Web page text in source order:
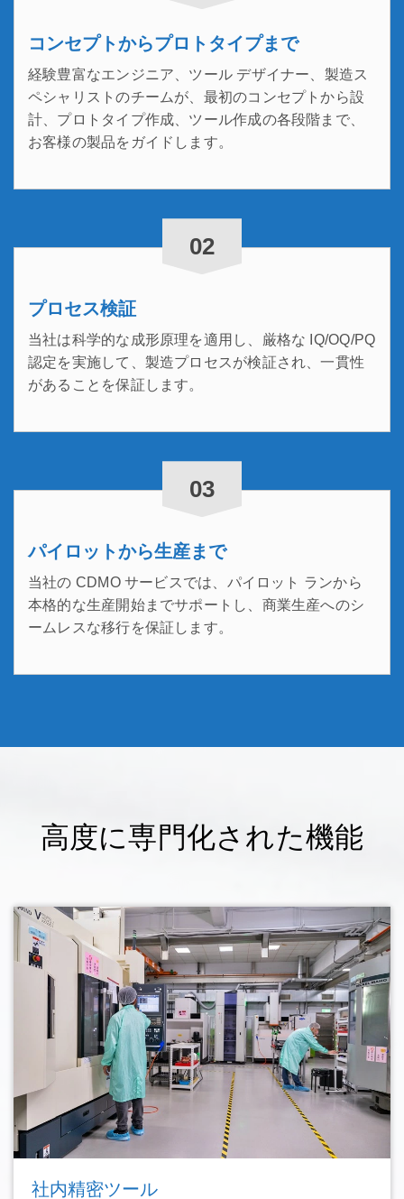
コンセプトからプロトタイプまで
経験豊富なエンジニア、ツール デザイナー、製造ス
ペシャリストのチームが、最初のコンセプトから設
計、プロトタイプ作成、ツール作成の各段階まで、
お客様の製品をガイドします。
02
プロセス検証
当社は科学的な成形原理を適用し、厳格な IQ/OQ/PQ
認定を実施して、製造プロセスが検証され、一貫性
があることを保証します。
03
パイロットから生産まで
当社の CDMO サービスでは、パイロット ランから
本格的な生産開始までサポートし、商業生産へのシ
ームレスな移行を保証します。
高度に専門化された機能
社内精密ツール